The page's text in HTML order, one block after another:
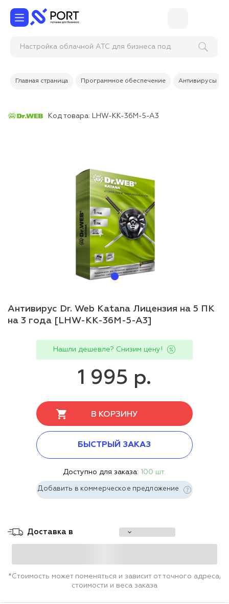
Настройка облачной АТС для бизнеса под к
Главная страница Программное обеспечение Антивирусы
Код товара: LHW-KK-36M-5-A3
Антивирус Dr. Web Katana Лицензия на 5 ПК
на 3 года [LHW-KK-36M-5-A3]
Нашли дешевле? Снизим цену!
1 995 р.
В КОРЗИНУ
БЫСТРЫЙ ЗАКАЗ
Доступно для заказа: 100 шт.
Добавить в коммерческое предложение
Доставка в
*Стоимость может поменяться и зависит от точного адреса,
стоимости и веса заказа